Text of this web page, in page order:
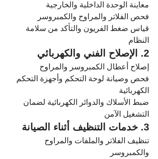
معاينة الوحدة الداخلية والخارجية
فحص الفلاتر والمراوح والكمبروسر
قياس ضغط الفريون والتأكد من سلامة
النظام
2. الإصلاح الفني والكهربائي
إصلاح أعطال الكمبروسر والمراوح
فحص وصيانة لوحة التحكم وأجهزة التحكم
الكهربائية
ضبط الأسلاك والدوائر الكهربائية لضمان
التشغيل الآمن
3. خدمات التنظيف أثناء الصيانة
تنظيف الفلاتر والملفات والمراوح
والكمبروسر